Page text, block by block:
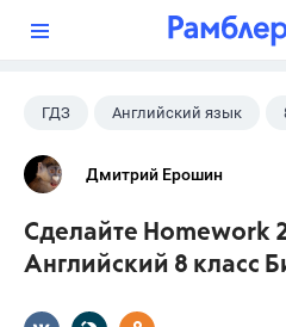
ГДЗ Английский язык
Биболетова М. З.
Дмитрий Ерошин
Сделайте Homework
Английский 8 класс